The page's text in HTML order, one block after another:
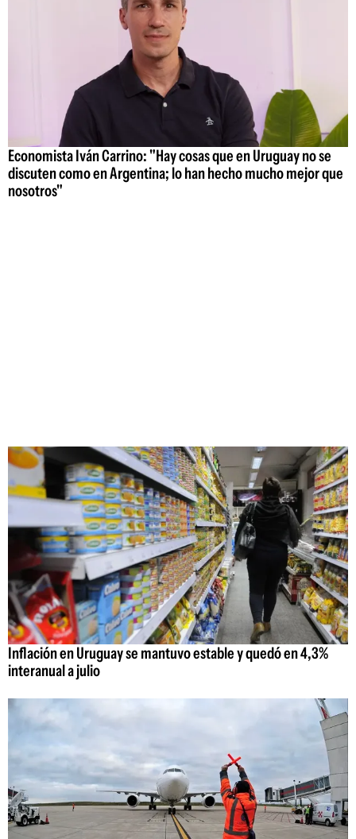
Economista Iván Carrino: "Hay cosas que en Uruguay no se
discuten como en Argentina; lo han hecho mucho mejor que
nosotros"
Inflación en Uruguay se mantuvo estable y quedó en 4,3%
interanual a julio